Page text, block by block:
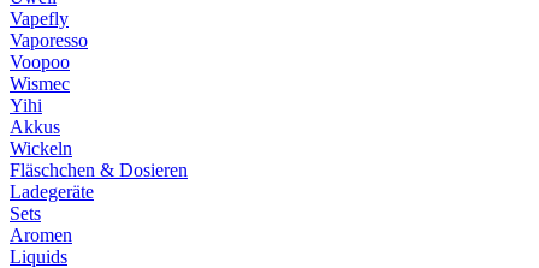
Vapefly
Vaporesso
Voopoo
Wismec
Yihi
Akkus
Wickeln
Fläschchen & Dosieren
Ladegeräte
Sets
Aromen
Liquids